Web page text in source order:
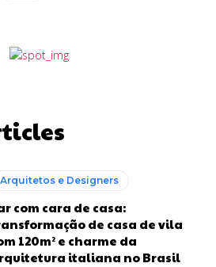
Arquitetos e Designers
com cara de casa:
de casa de vila
120m² e charme da
italiana no Brasil